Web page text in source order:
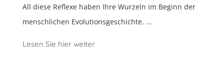
All diese Reflexe haben Ihre Wurzeln im Beginn der
menschlichen Evolutionsgeschichte. ...
Lesen Sie hier weiter